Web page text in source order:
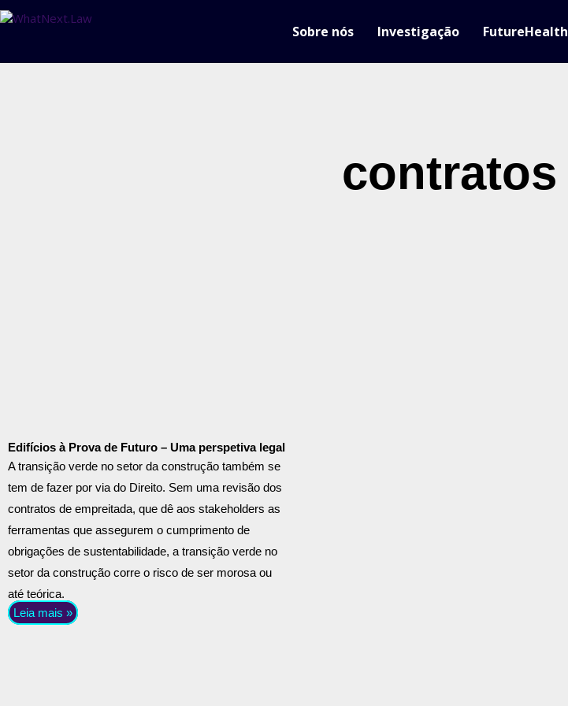
Sobre nós Investigação FutureHealth
contratos
Edifícios à Prova de Futuro – Uma perspetiva legal
A transição verde no setor da construção também se
tem de fazer por via do Direito. Sem uma revisão dos
contratos de empreitada, que dê aos stakeholders as
ferramentas que assegurem o cumprimento de
obrigações de sustentabilidade, a transição verde no
setor da construção corre o risco de ser morosa ou
até teórica.
Leia mais »